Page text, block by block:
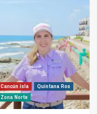
Cancún isla
Quintana Roo
Zona Norte